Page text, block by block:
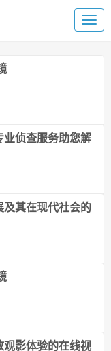
侦查服务助您解
其在现代社会的
影体验的在线视